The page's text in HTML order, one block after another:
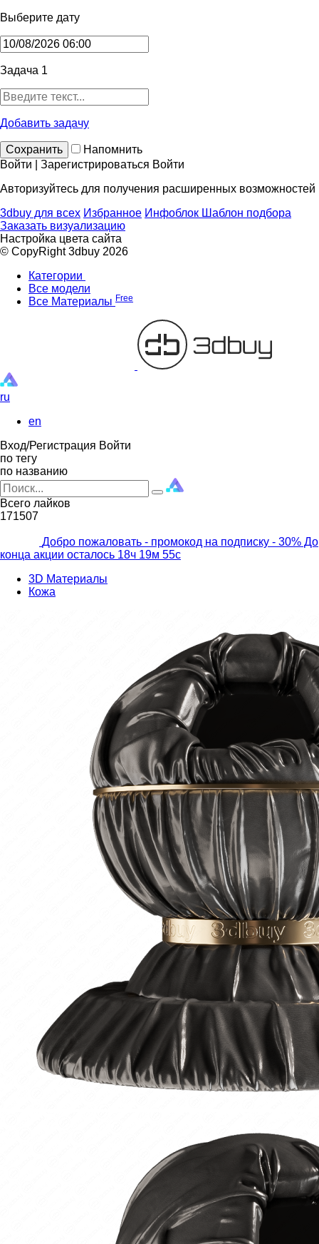
Выберите дату
Задача 1
Добавить задачу
Сохранить
Напомнить
Войти | Зарегистрироваться Войти
Авторизуйтесь для получения расширенных возможностей
3dbuy для всех Избранное Инфоблок Шаблон подбора
Заказать визуализацию
Настройка цвета сайта
© CopyRight 3dbuy 2026
Категории
Все модели
Все Материалы Free
ru
en
Вход/Регистрация Войти
по тегу
по названию
Всего лайков
171507
Добро пожаловать - промокод на подписку - 30% До
конца акции осталось 18ч 19м 53с
3D Материалы
Кожа